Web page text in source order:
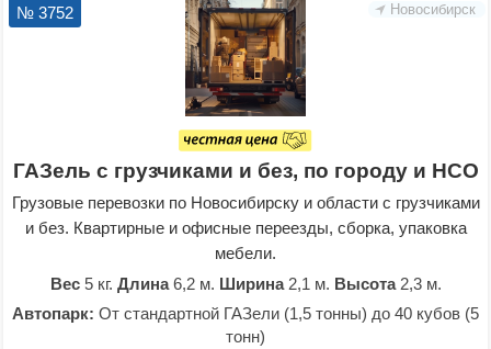
Новосибирск
№ 3752
ГАЗель с грузчиками и без, по городу и НСО
Грузовые перевозки по Новосибирску и области с грузчиками
и без. Квартирные и офисные переезды, сборка, упаковка
мебели.
Вес5 кг. Длина6,2 м. Ширина2,1 м. Высота2,3 м.
Автопарк: От стандартной ГАЗели (1,5 тонны) до 40 кубов (5
тонн)